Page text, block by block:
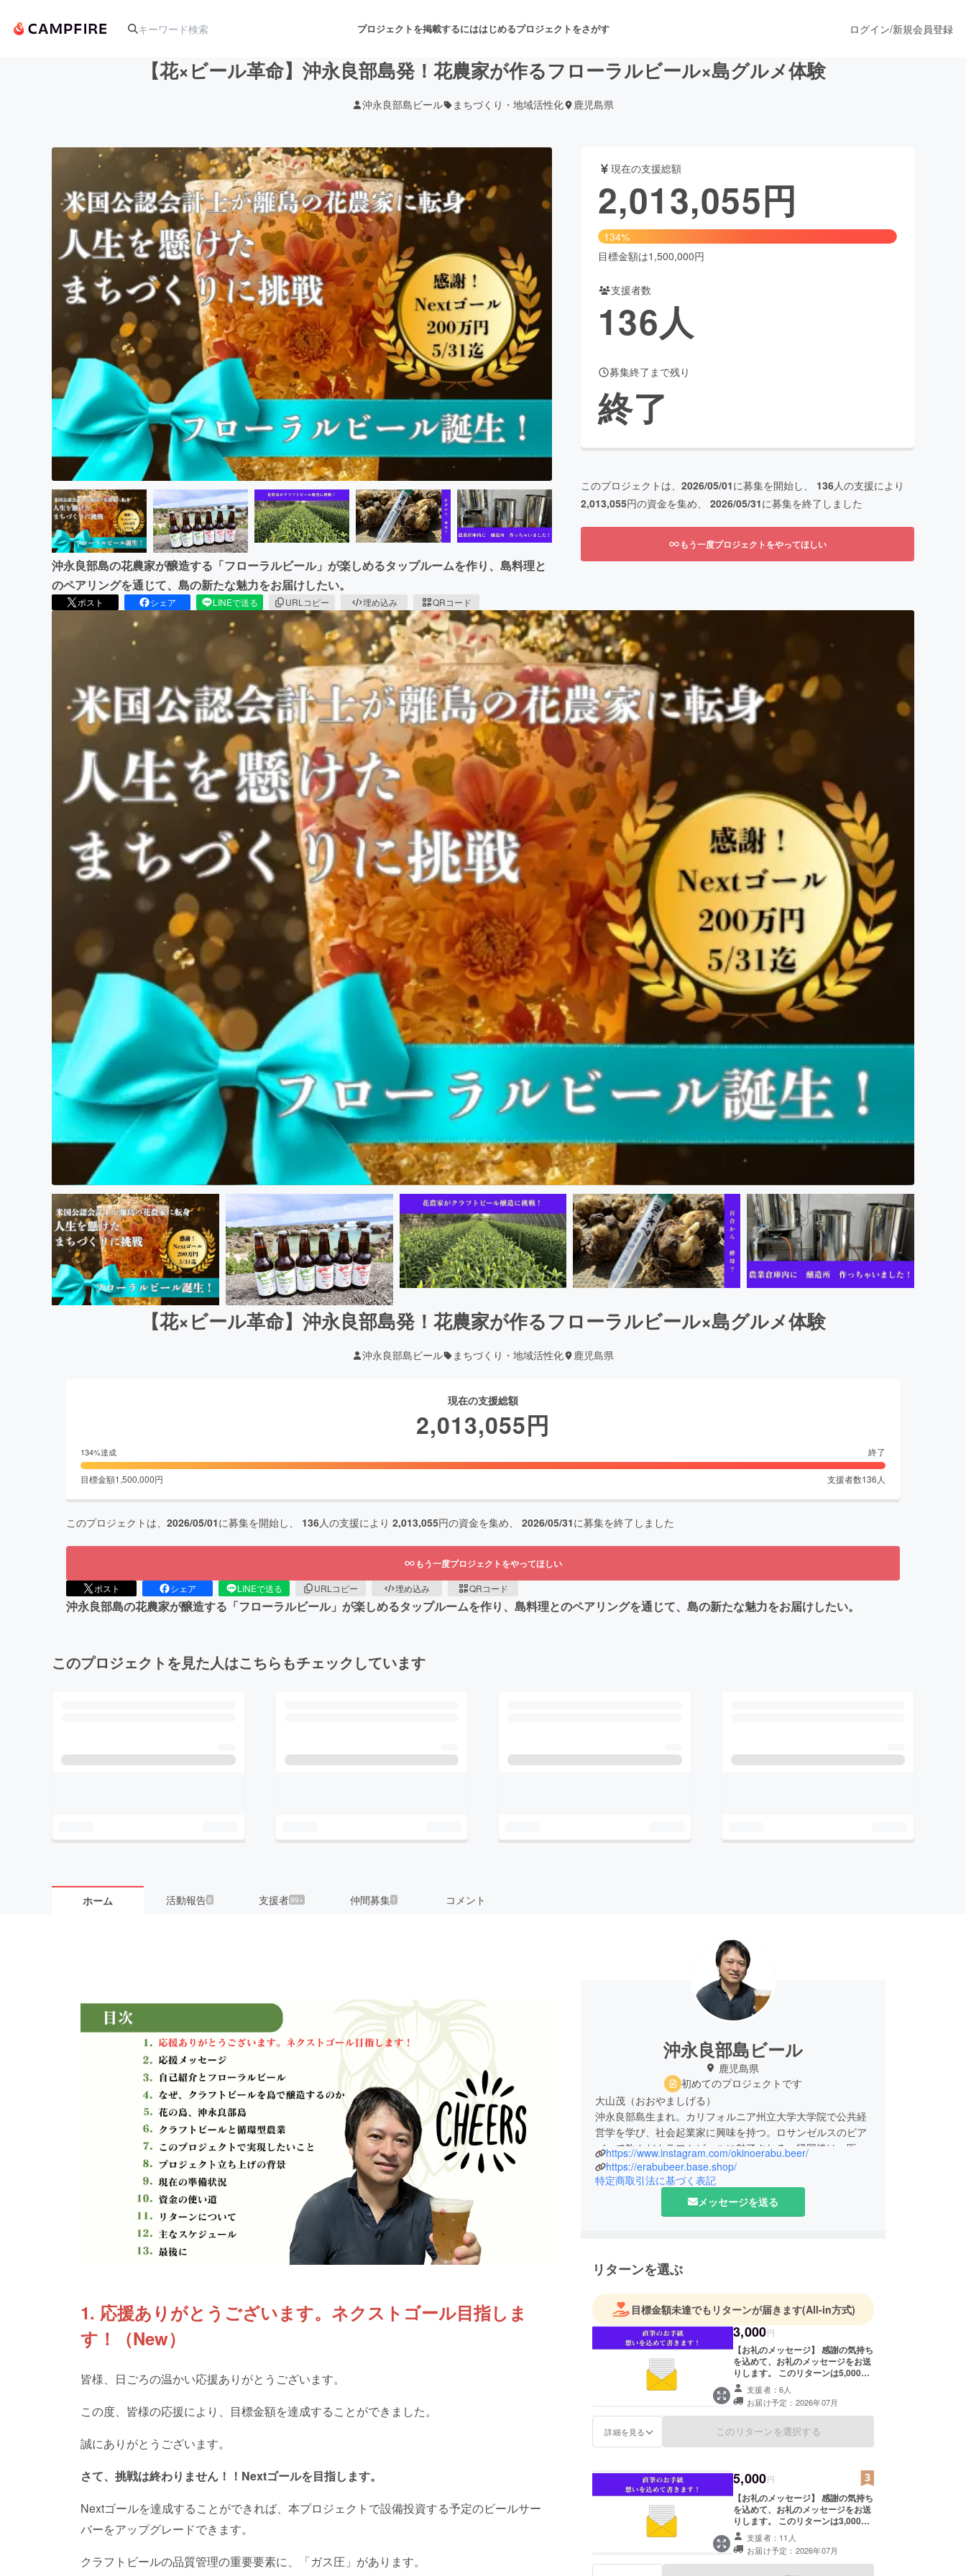
プロジェクトを掲載するにははじめるプロジェクトをさがす
アート・写真 音楽 舞台・パフォーマンス
テクノロジー・ガジェット ゲーム・サービス開発 フード・飲食店 ファッション
映像・映画 書籍・雑誌出版
ビジネス・起業 チャレンジ ビューティー・ヘルスケア
まちづくり・地域活性化
CAMPFIRE for Social GoodCAMPFIRE Creation
CAMPFIREふるさと納税machi-yaコミュニティ
ログイン/新規会員登録
【花×ビール革命】沖永良部島発！花農家が作るフローラルビール×島グルメ体験
沖永良部島ビール まちづくり・地域活性化 鹿児島県
沖永良部島の花農家が醸造する「フローラルビール」が楽しめるタップルームを作り、島料理と
のペアリングを通じて、島の新たな魅力をお届けしたい。
ポスト シェア LINEで送る URLコピー 埋め込み QRコード
現在の支援総額
2,013,055円
134%
目標金額は1,500,000円
支援者数
136人
募集終了まで残り
終了
このプロジェクトは、 2026/05/01に募集を開始し、 136人の支援により
2,013,055円の資金を集め、 2026/05/31に募集を終了しました
もう一度プロジェクトをやってほしい
【花×ビール革命】沖永良部島発！花農家が作るフローラルビール×島グルメ体験
沖永良部島ビール まちづくり・地域活性化 鹿児島県
現在の支援総額
2,013,055円
134%達成 終了
目標金額1,500,000円 支援者数136 人
このプロジェクトは、 2026/05/01に募集を開始し、 136人の支援により 2,013,055円の資金を集め、 2026/05/31に募集を終了しました
もう一度プロジェクトをやってほしい
ポスト シェア LINEで送る URLコピー 埋め込み QRコード
沖永良部島の花農家が醸造する「フローラルビール」が楽しめるタップルームを作り、島料理とのペアリングを通じて、島の新たな魅力をお届けしたい。
このプロジェクトを見た人はこちらもチェックしています
ホーム 活動報告8 支援者99+ 仲間募集 1 コメント
1. 応援ありがとうございます。ネクストゴール目指しま
す！（New）
皆様、日ごろの温かい応援ありがとうございます。
この度、皆様の応援により、目標金額を達成することができました。
誠にありがとうございます。
さて、挑戦は終わりません！！Nextゴールを目指します。
Nextゴールを達成することができれば、本プロジェクトで設備投資する予定のビールサー
バーをアップグレードできます。
クラフトビールの品質管理の重要要素に、「ガス圧」があります。
沖永良部島ビール
鹿児島県
初めてのプロジェクトです
大山茂（おおやましげる）
沖永良部島生まれ。カリフォルニア州立大学大学院で公共経
営学を学び、社会起業家に興味を持つ。ロサンゼルスのビア
バーで飲んだクラフトビールに魅了される。帰国後は、医療
機器メーカー、金融企業の経営企画を経験。USCPA（米国公
認会計士）を取得後、BIG4監査法人の金融事業、上場企業の
連結決算開示、海外駐在を経験。2023年、ライフスタイルを
見なおし、生まれ故郷にＵターン。沖永良部島の課題を解決
https://www.instagram.com/okinoerabu.beer/
https://erabubeer.base.shop/
特定商取引法に基づく表記
メッセージを送る
リターンを選ぶ
目標金額未達でもリターンが届きます(All-in方式)
3,000円
【お礼のメッセージ】 感謝の気持ち
を込めて、お礼のメッセージをお送
りします。 このリターンは5,000
円/10,000円のリターンと同じ内容
になります。
支援者：6人
お届け予定：2026年07月
詳細を見る このリターンを選択する
5,000円
【お礼のメッセージ】 感謝の気持ち
を込めて、お礼のメッセージをお送
りします。 このリターンは3,000
円/10,000円のリターンと同じ内容
になります。
支援者：11人
お届け予定：2026年07月